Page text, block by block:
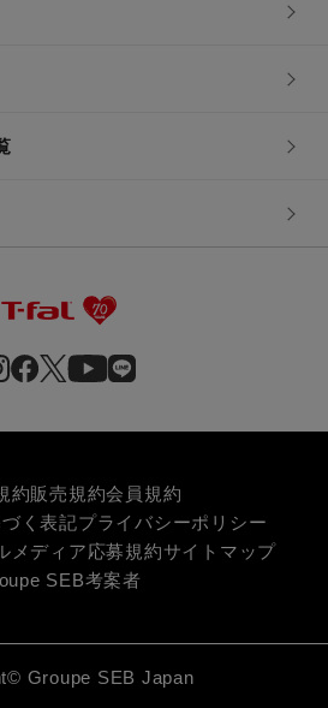
約販売規約会員規約
く表記プライバシーポリシー
メディア応募規約サイトマップ
SEB考案者
Groupe SEB Japan